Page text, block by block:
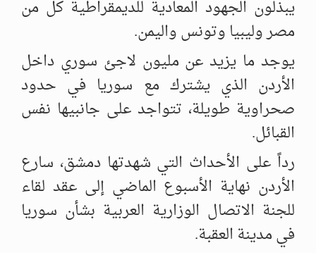
يبذلون الجهود المعادية للديمقراطية كل من
‏مصر وليبيا وتونس واليمن. ‏
يوجد ما يزيد عن مليون لاجئ سوري داخل
الأردن الذي يشترك مع سوريا في ‏حدود
صحراوية طويلة، تتواجد على جانبيها نفس
القبائل. ‏
رداً على الأحداث التي شهدتها دمشق، سارع
الأردن نهاية الأسبوع الماضي ‏إلى عقد لقاء
للجنة الاتصال الوزارية العربية بشأن سوريا
في مدينة العقبة. ‏